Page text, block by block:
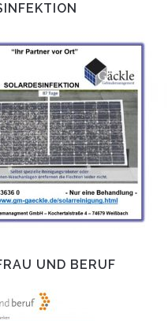
UND BERUF